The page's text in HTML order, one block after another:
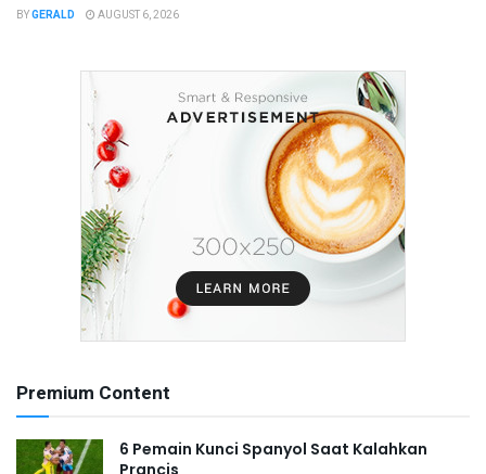
BYGERALD AUGUST 6, 2026
Premium Content
6 Pemain Kunci Spanyol Saat Kalahkan